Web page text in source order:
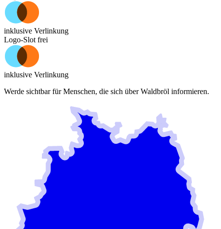
inklusive Verlinkung
Logo-Slot frei
inklusive Verlinkung
Werde sichtbar für Menschen, die sich überWaldbröl informieren.